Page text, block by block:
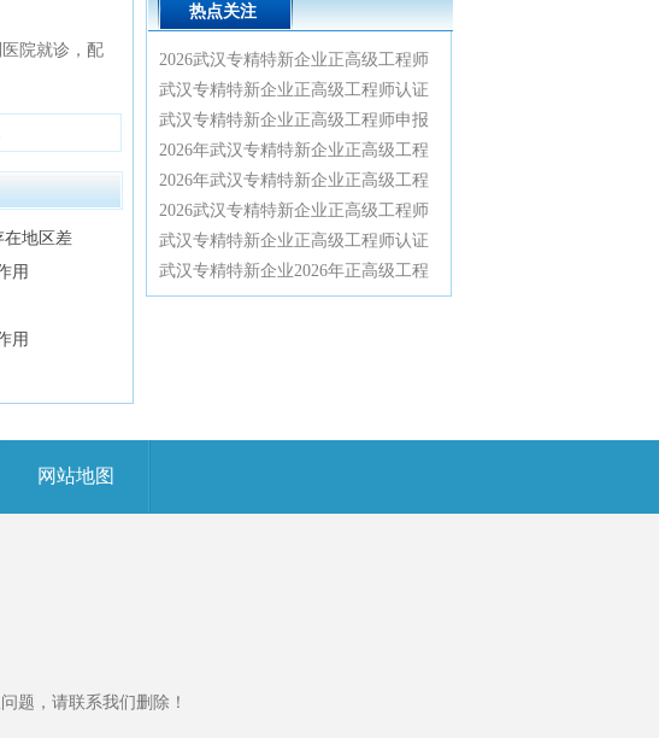
院就诊，配
在地区差
用
用
指南2026
热点关注
2026武汉专精特新企业正高级工程师
认证绿色通道：专家一对一精准辅
导，轻松通关正高评审
武汉专精特新企业正高级工程师认证
辅导：2026年绿色通道已开启，申报
条件与材料清单全解析
武汉专精特新企业正高级工程师申报
实战指南：2026政策红利与通关全流
程详解
2026年武汉专精特新企业正高级工程
师认证辅导特训营：从资格审核到答
辩一次通关
2026年武汉专精特新企业正高级工程
师认证辅导全攻略，资深专家带你高
效通过高级职称评审
2026武汉专精特新企业正高级工程师
认证辅导：深度解密评审规则与通关
技巧，助你轻松拿下高工职称
武汉专精特新企业正高级工程师认证
辅导：2026年不唯论文、不限学历，
业绩薄弱也能破格直评
武汉专精特新企业2026年正高级工程
师职称申报实操辅导与评审要点全解
网站地图
题，请联系我们删除！